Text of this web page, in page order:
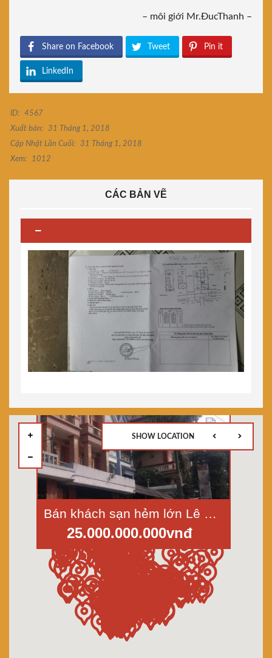
– môi giới Mr.ĐucThanh –
Share on Facebook Tweet Pin it
LinkedIn
ID:
4567
Xuất bản:
31 Tháng 1, 2018
Cập Nhật Lần Cuối:
31 Tháng 1, 2018
Xem:
1012
CÁC BẢN VẼ
Bán khách sạn hẻm lớn Lê Văn Khương, phường Thới An, quận 12, diện tích 16x27m
25.000.000.000vnđ
SHOW LOCATION